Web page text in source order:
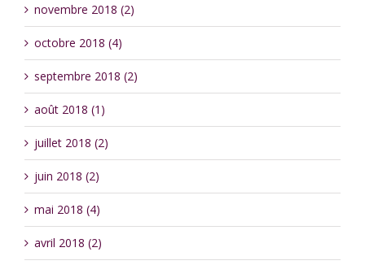
novembre 2018 (2)
octobre 2018 (4)
septembre 2018 (2)
août 2018 (1)
juillet 2018 (2)
juin 2018 (2)
mai 2018 (4)
avril 2018 (2)